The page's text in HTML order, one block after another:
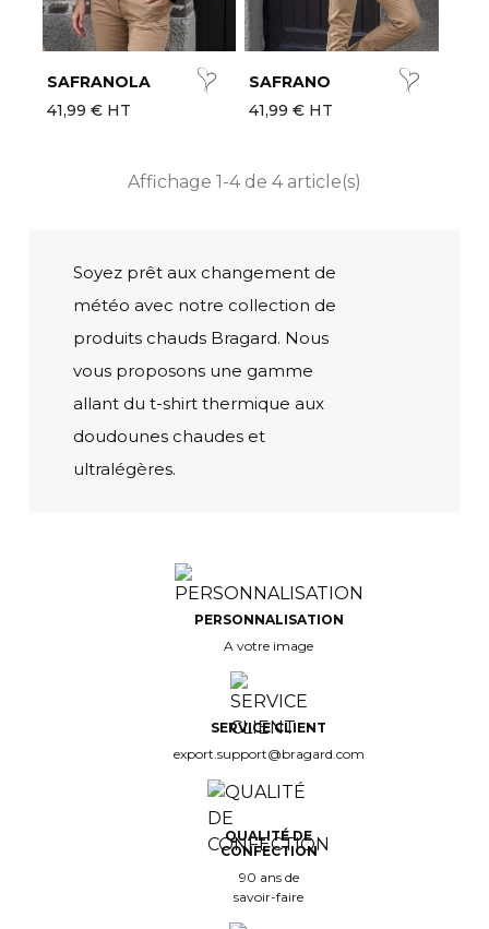
SAFRANOLA
41,99 € HT
SAFRANO
41,99 € HT
Affichage 1-4 de 4 article(s)
Soyez prêt aux changement de
météo avec notre collection de
produits chauds Bragard. Nous
vous proposons une gamme
allant du t-shirt thermique aux
doudounes chaudes et
ultralégères.
PERSONNALISATION
A votre image
SERVICE CLIENT
export.support@bragard.com
QUALITÉ DE
CONFECTION
90 ans de
savoir-faire